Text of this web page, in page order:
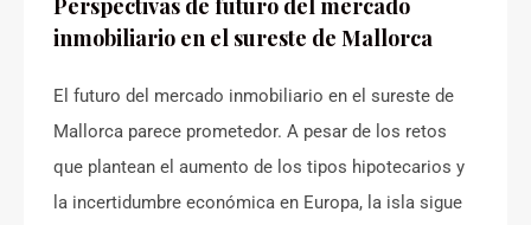
Perspectivas de futuro del mercado
inmobiliario en el sureste de Mallorca
El futuro del mercado inmobiliario en el sureste de
Mallorca parece prometedor. A pesar de los retos
que plantean el aumento de los tipos hipotecarios y
la incertidumbre económica en Europa, la isla sigue